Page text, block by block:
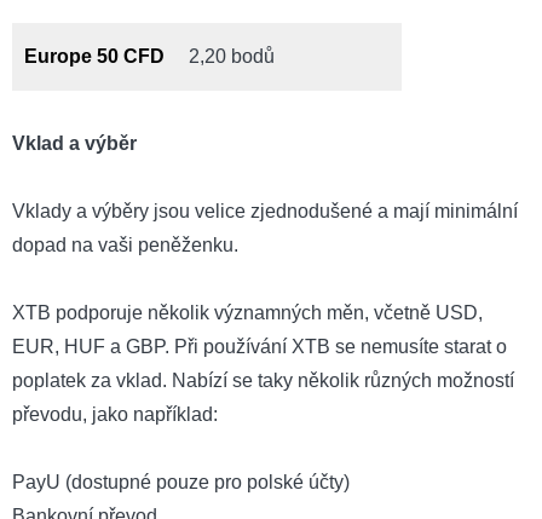
Europe 50 CFD 2,20 bodů
Vklad a výběr
Vklady a výběry jsou velice zjednodušené a mají minimální
dopad na vaši peněženku.
XTB podporuje několik významných měn, včetně USD,
EUR, HUF a GBP. Při používání XTB se nemusíte starat o
poplatek za vklad. Nabízí se taky několik různých možností
převodu, jako například:
PayU (dostupné pouze pro polské účty)